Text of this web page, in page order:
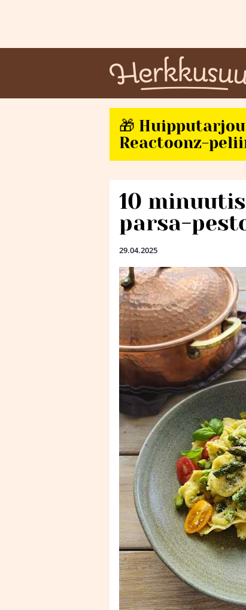
🎁
Reactoonz-
10
parsa-
29.04.2025